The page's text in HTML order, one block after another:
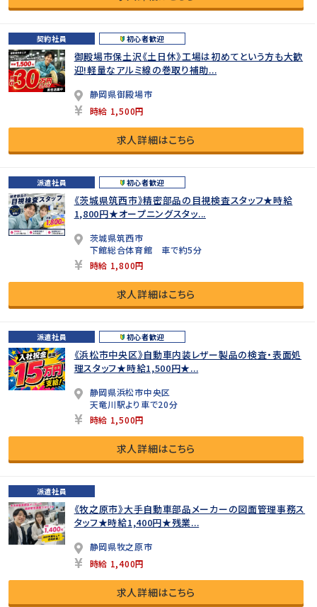
契約社員 初心者歓迎
御殿場市保土沢《土日休》工場は初めてという方も大歓
迎!軽量なアルミ線の巻取り補助...
静岡県御殿場市
時給 1,500円
求人詳細はこちら
派遣社員 初心者歓迎
《茨城県筑西市》精密部品の目視検査スタッフ★時給
1,800円★オープニングスタッ...
茨城県筑西市
下館総合体育館 車で約5分
時給 1,800円
求人詳細はこちら
派遣社員 初心者歓迎
《浜松市中央区》自動車内装レザー製品の検査・表面処
理スタッフ★時給1,500円★...
静岡県浜松市中央区
天竜川駅より車で20分
時給 1,500円
求人詳細はこちら
派遣社員
《牧之原市》大手自動車部品メーカーの図面管理事務ス
タッフ★時給1,400円★残業...
静岡県牧之原市
時給 1,400円
求人詳細はこちら